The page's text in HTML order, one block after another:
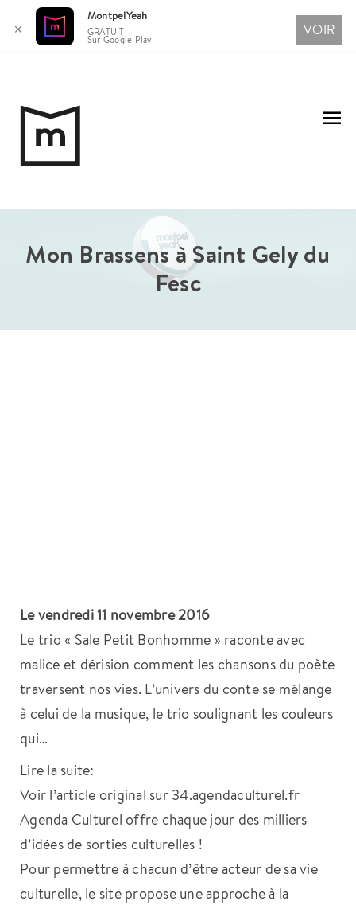
contenu
Mon Brassens à Saint Gely du
Fesc
Le vendredi 11 novembre 2016
Le trio « Sale Petit Bonhomme » raconte avec
malice et dérision comment les chansons du poète
traversent nos vies. L’univers du conte se mélange
à celui de la musique, le trio soulignant les couleurs
qui…
Lire la suite:
Voir l’article original sur 34.agendaculturel.fr
Agenda Culturel offre chaque jour des milliers
d’idées de sorties culturelles !
Pour permettre à chacun d’être acteur de sa vie
culturelle, le site propose une approche à la
✕
MontpelYeah
GRATUIT
Sur Google Play
VOIR